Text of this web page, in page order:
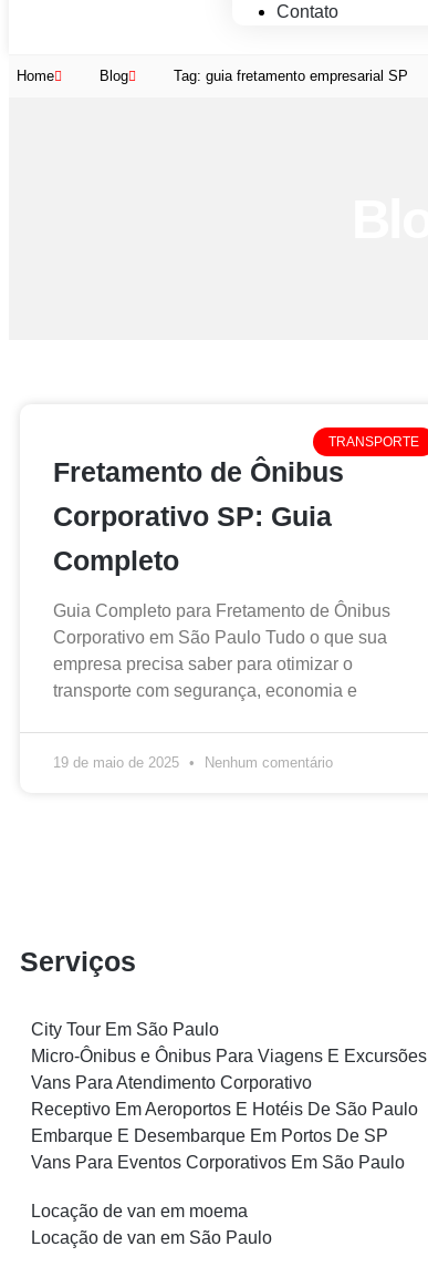
Contato
Home Blog Tag: guia fretamento empresarial SP
TRANSPORTE
Fretamento de Ônibus
Corporativo SP: Guia
Completo
Guia Completo para Fretamento de Ônibus
Corporativo em São Paulo Tudo o que sua
empresa precisa saber para otimizar o
transporte com segurança, economia e
19 de maio de 2025 Nenhum comentário
Serviços
City Tour Em São Paulo
Micro-Ônibus e Ônibus Para Viagens E Excursões
Vans Para Atendimento Corporativo
Receptivo Em Aeroportos E Hotéis De São Paulo
Embarque E Desembarque Em Portos De SP
Vans Para Eventos Corporativos Em São Paulo
Locação de van em moema
Locação de van em São Paulo